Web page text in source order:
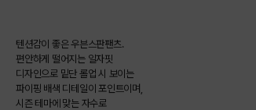
텐션감이 좋은 우븐스판팬츠.
편안하게 떨어지는 일자핏
디자인으로 밑단 롤업 시 보이는
파이핑 배색 디테일이 포인트이며,
시즌 테마에 맞는 자수로